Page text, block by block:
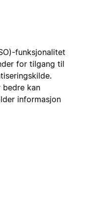
funksjonalitet
for tilgang til
kan
informasjon